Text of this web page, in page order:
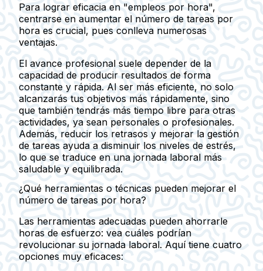
Para lograr eficacia en "empleos por hora",
centrarse en aumentar el número de tareas por
hora es crucial, pues conlleva numerosas
ventajas.
El avance profesional suele depender de la
capacidad de producir resultados de forma
constante y rápida. Al ser más eficiente, no solo
alcanzarás tus objetivos más rápidamente, sino
que también tendrás más tiempo libre para otras
actividades, ya sean personales o profesionales.
Además, reducir los retrasos y mejorar la gestión
de tareas ayuda a disminuir los niveles de estrés,
lo que se traduce en una jornada laboral más
saludable y equilibrada.
¿Qué herramientas o técnicas pueden mejorar el
número de tareas por hora?
Las herramientas adecuadas pueden ahorrarle
horas de esfuerzo: vea cuáles podrían
revolucionar su jornada laboral. Aquí tiene cuatro
opciones muy eficaces: